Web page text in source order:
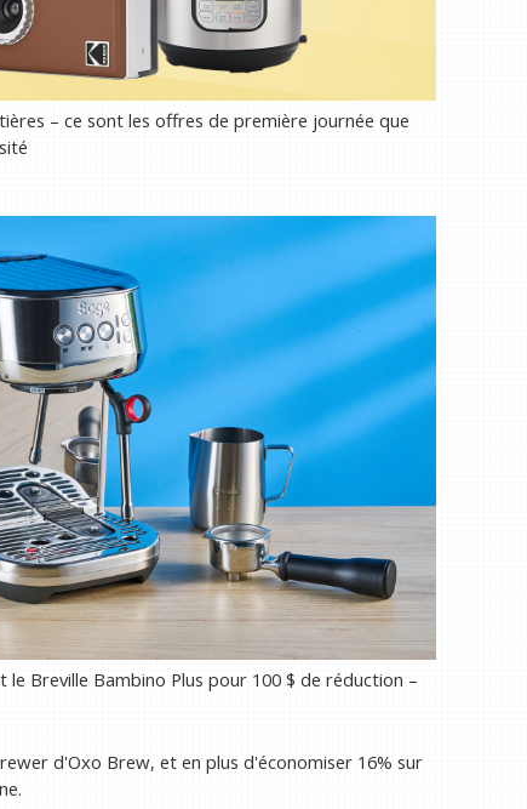
– ce sont les offres de première journée que
le Breville Bambino Plus pour 100 $ de réduction –
d'Oxo Brew, et en plus d'économiser 16% sur